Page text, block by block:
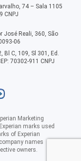
74 – Sala 1105
CNPJ
José Reali, 360, São
06
Bl C, 109, Sl 301, Ed.
70302-911 CNPJ
Marketing
marks used
of Experian
names
owners.